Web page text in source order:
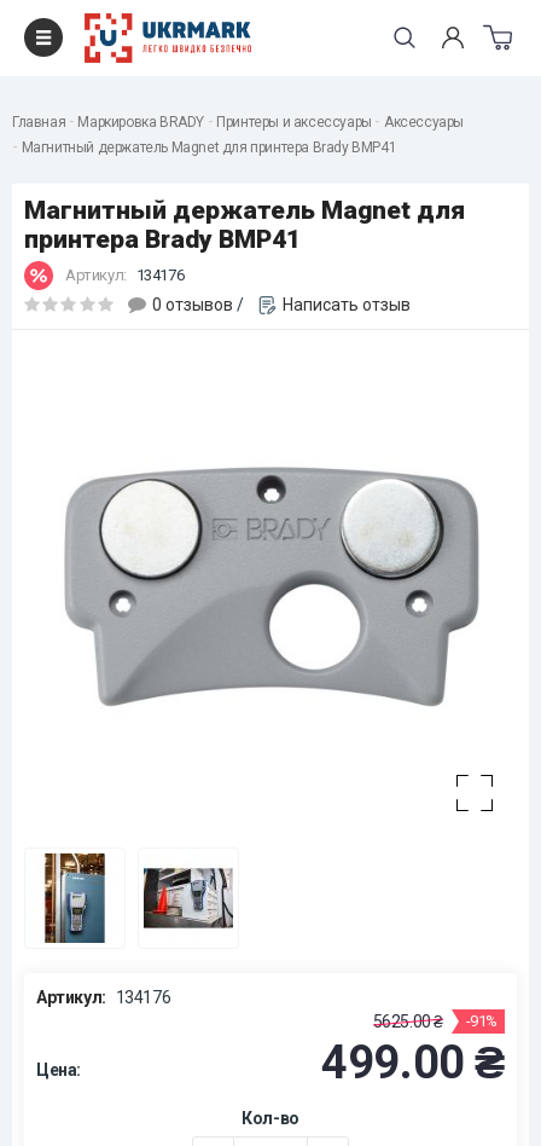
Главная Маркировка BRADY Принтеры и аксессуары
Аксессуары
Магнитный держатель Magnet для принтера Brady BMP41
Магнитный держатель Magnet для
принтера Brady BMP41
Артикул: 134176
0 отзывов / Написать отзыв
Артикул: 134176
Цена:
5625.00 ₴ -91%
499.00 ₴
Кол-во